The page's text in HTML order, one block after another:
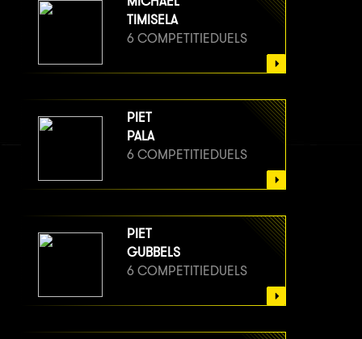
TIMISELA
6 COMPETITIEDUELS
PIET
PALA
6 COMPETITIEDUELS
PIET
GUBBELS
6 COMPETITIEDUELS